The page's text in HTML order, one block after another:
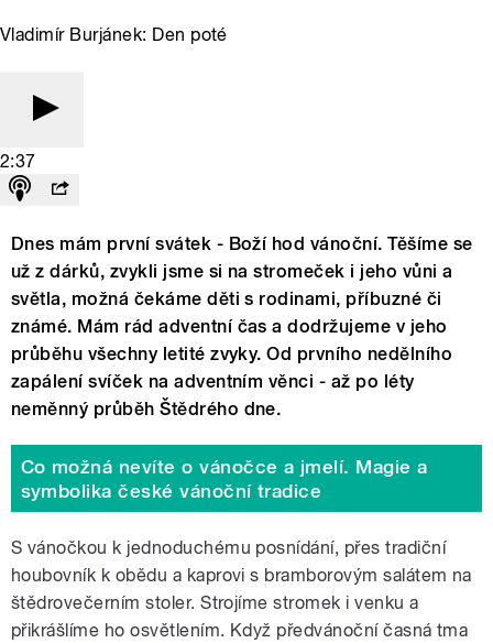
Vladimír Burjánek: Den poté
2:37
Dnes mám první svátek - Boží hod vánoční. Těšíme se
už z dárků, zvykli jsme si na stromeček i jeho vůni a
světla, možná čekáme děti s rodinami, příbuzné či
známé. Mám rád adventní čas a dodržujeme v jeho
průběhu všechny letité zvyky. Od prvního nedělního
zapálení svíček na adventním věnci - až po léty
neměnný průběh Štědrého dne.
Co možná nevíte o vánočce a jmelí. Magie a
symbolika české vánoční tradice
S vánočkou k jednoduchému posnídání, přes tradiční
houbovník k obědu a kaprovi s bramborovým salátem na
štědrovečerním stoler. Strojíme stromek i venku a
přikrášlíme ho osvětlením. Když předvánoční časná tma